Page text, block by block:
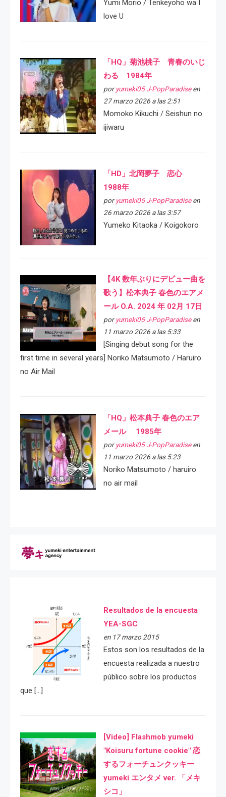
Yumi Morio / Tenkeyoho wa I
love U
「HQ」菊池桃子 青春のいじ
わる 1984年
por yumeki05 J-PopParadiseen
27 marzo 2026 a las 2:51
Momoko Kikuchi / Seishun no
ijiwaru
「HD」北岡夢子 恋心
1988年
por yumeki05 J-PopParadiseen
26 marzo 2026 a las 3:57
Yumeko Kitaoka / Koigokoro
【4K 数年ぶりにデビュー曲を
歌う】松本典子 春色のエアメ
ール O.A. 2024 年 02月 17日
por yumeki05 J-PopParadiseen
11 marzo 2026 a las 5:33
[Singing debut song for the
first time in several years] Noriko Matsumoto / Haruiro
no Air Mail
「HQ」松本典子 春色のエア
メール 1985年
por yumeki05 J-PopParadiseen
11 marzo 2026 a las 5:23
Noriko Matsumoto / haruiro
no air mail
Resultados de la encuesta
YEA-SGC
en 17 marzo 2015
Estos son los resultados de la
encuesta realizada a nuestro
público sobre los productos
que […]
[Video] Flashmob yumeki
"Koisuru fortune cookie" 恋
するフォーチュンクッキー
yumeki エンタメ ver. 「メキ
シコ」